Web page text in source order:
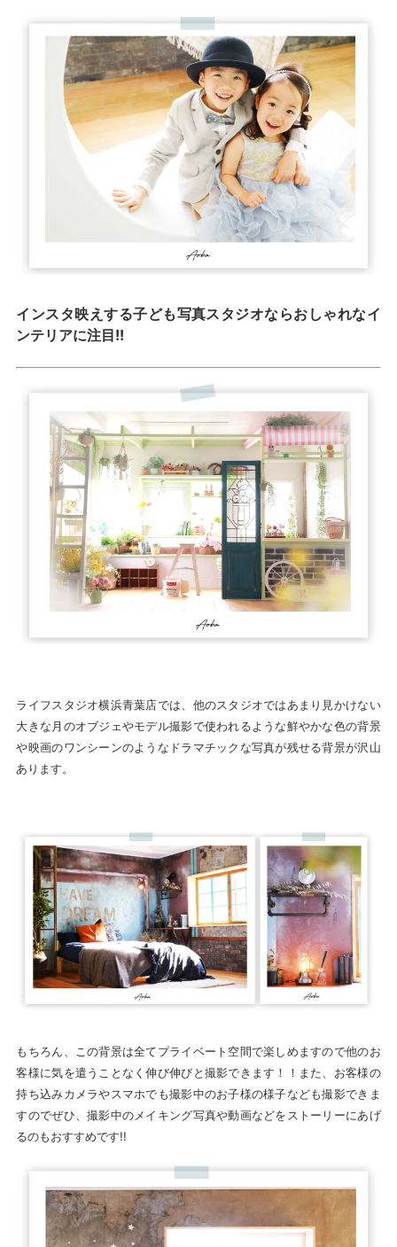
インスタ映えする子ども写真スタジオならおしゃれなイ
ンテリアに注目!!
ライフスタジオ横浜青葉店では、他のスタジオではあまり見かけない
大きな月のオブジェやモデル撮影で使われるような鮮やかな色の背景
や映画のワンシーンのようなドラマチックな写真が残せる背景が沢山
あります。
もちろん、この背景は全てプライベート空間で楽しめますので他のお
客様に気を遣うことなく伸び伸びと撮影できます！！また、お客様の
持ち込みカメラやスマホでも撮影中のお子様の様子なども撮影できま
すのでぜひ、撮影中のメイキング写真や動画などをストーリーにあげ
るのもおすすめです!!